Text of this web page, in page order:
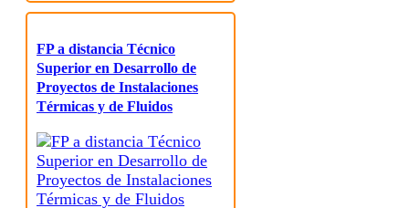
FP a distancia Técnico
Superior en Desarrollo de
Proyectos de Instalaciones
Térmicas y de Fluidos